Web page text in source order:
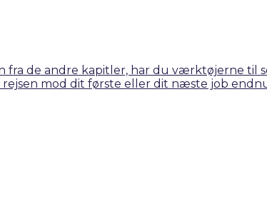
de andre kapitler, har du værktøjerne til
mod dit første eller dit næste job